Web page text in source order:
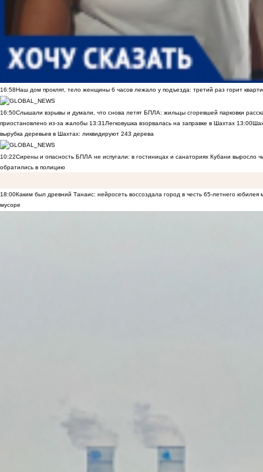
16:58Наш дом проклят, тело женщины 6 часов лежало у подъезда: третий раз горит
16:50Слышали взрывы и думали, что снова летят БПЛА: жильцы сгоревшей парковки
приостановлено из-за жалобы 13:31Легковушка взорвалась на заправке в Шахтах 13:00
вырубка деревьев в Шахтах: ликвидируют 243 дерева
10:22Сирены и опасность БПЛА не испугали: в гостиницах и санаториях Кубани выросло
обратились в полицию
18:00Каким был древний Танаис: нейросеть воссоздала город в честь 65-летнего юбилея
мусоре